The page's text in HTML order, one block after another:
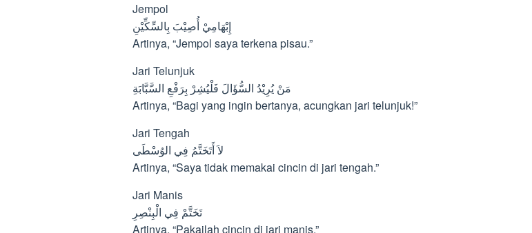
Jempol
إِبْهَامِيْ أُصِيْبَ بِالسِّكِّيْنِ
Artinya, “Jempol saya terkena pisau.”
Jari Telunjuk
مَنْ يُرِيْدُ السُّؤَالَ فَلْيُشِرْ بِرَفْعِ السَّبَّابَةِ
Artinya, “Bagi yang ingin bertanya, acungkan jari telunjuk!”
Jari Tengah
لاَ أَتَخَتَّمُ فِي الوُسْطَى
Artinya, “Saya tidak memakai cincin di jari tengah.”
Jari Manis
تَخَتَّمْ فِي الْبِنْصِرِ
Artinya, “Pakailah cincin di jari manis.”